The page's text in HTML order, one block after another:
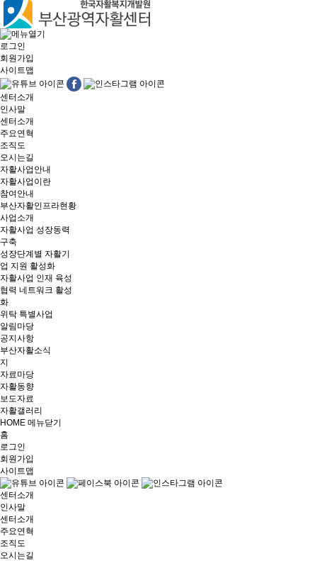
로그인
회원가입
사이트맵
센터소개
인사말
센터소개
주요연혁
조직도
오시는길
자활사업안내
자활사업이란
참여안내
부산자활인프라현황
사업소개
자활사업 성장동력
구축
성장단계별 자활기
업 지원 활성화
자활사업 인재 육성
협력 네트워크 활성
화
위탁 특별사업
알림마당
공지사항
부산자활소식
지
자료마당
자활동향
보도자료
자활갤러리
HOME 메뉴닫기
홈
로그인
회원가입
사이트맵
센터소개
인사말
센터소개
주요연혁
조직도
오시는길